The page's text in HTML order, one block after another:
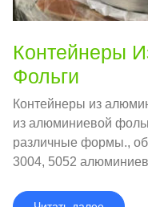
Контейнеры
Фольги
Контейнеры из
из алюминиевой
различные формы.,
3004, 5052